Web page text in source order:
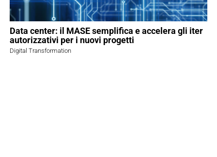
Data center: il MASE semplifica e accelera gli iter
autorizzativi per i nuovi progetti
Digital Transformation